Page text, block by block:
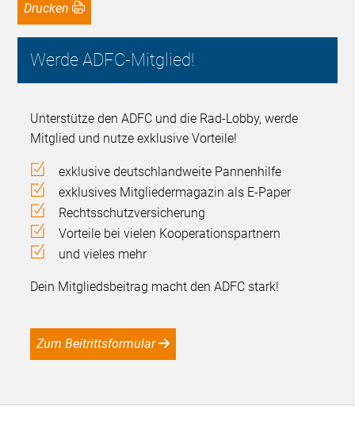
Drucken
Werde ADFC-Mitglied!
Unterstütze den ADFC und die Rad-Lobby, werde
Mitglied und nutze exklusive Vorteile!
exklusive deutschlandweite Pannenhilfe
exklusives Mitgliedermagazin als E-Paper
Rechtsschutzversicherung
Vorteile bei vielen Kooperationspartnern
und vieles mehr
Dein Mitgliedsbeitrag macht den ADFC stark!
Zum Beitrittsformular